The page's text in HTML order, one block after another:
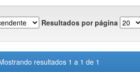
Resultados por página
resultados 1 a 1 de 1